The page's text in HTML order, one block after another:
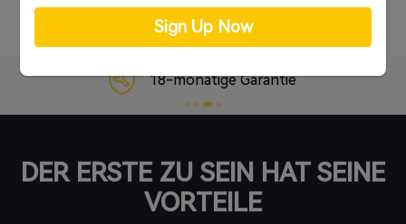
18-monatige Garantie
DER ERSTE ZU SEIN HAT SEINE
VORTEILE
Sign Up Now